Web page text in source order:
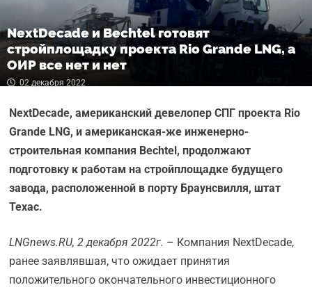
NextDecade и Bechtel готовят
стройплощадку проекта Rio Grande LNG, а
ОИР все нет и нет
02 декабря 2022
NextDecade, американский девелопер СПГ проекта Rio
Grande LNG, и американская-же инженерно-
строительная компания Bechtel, продолжают
подготовку к работам на стройплощадке будущего
завода, расположенной в порту Браунсвилля, штат
Техас.
LNGnews.RU, 2 декабря 2022г. – Компания NextDecade,
ранее заявлявшая, что ожидает принятия
положительного окончательного инвестиционного